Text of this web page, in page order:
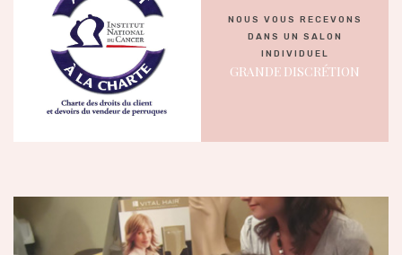
NOUS VOUS RECEVONS
DANS UN SALON
INDIVIDUEL
GRANDE DISCRÉTION